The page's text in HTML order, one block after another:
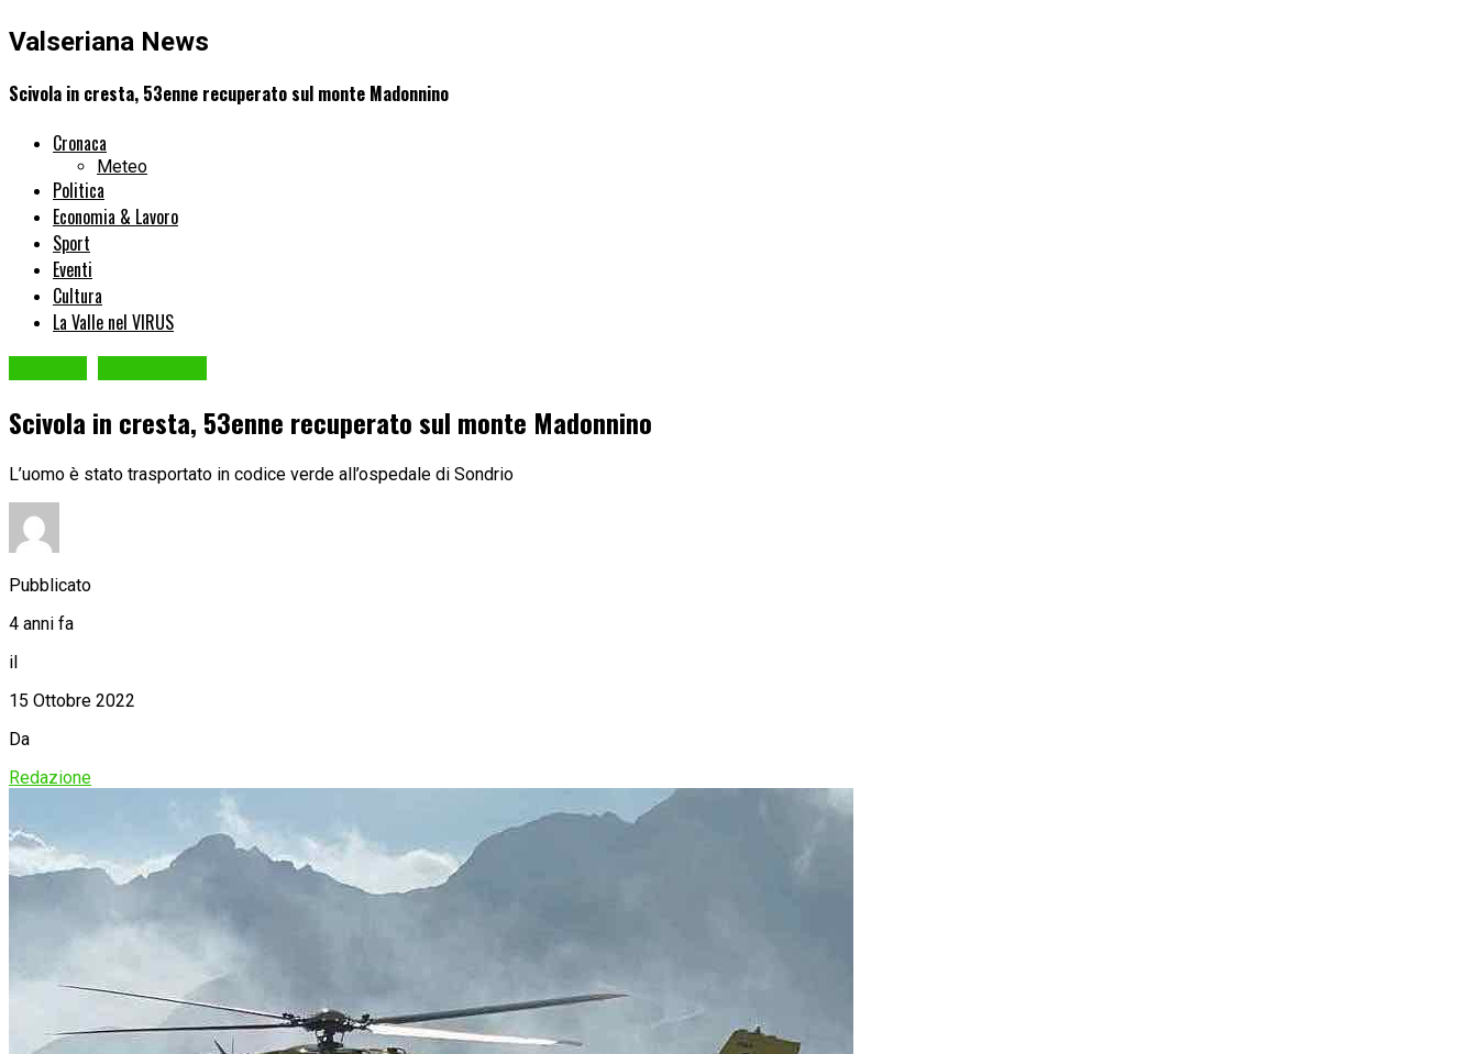
Valseriana News
Scivola in cresta, 53enne recuperato sul monte Madonnino
Cronaca
Meteo
Politica
Economia & Lavoro
Sport
Eventi
Cultura
La Valle nel VIRUS
Scivola in cresta, 53enne recuperato sul monte Madonnino
L’uomo è stato trasportato in codice verde all’ospedale di Sondrio
Pubblicato
4 anni fa
il
15 Ottobre 2022
Da
Redazione